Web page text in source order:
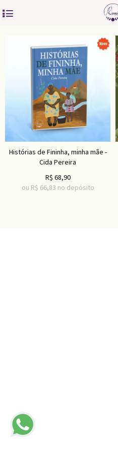
4
Histórias de Fininha, minha mãe -
Cida Pereira
R$ 68,90
ou R$ 66,83 no depósito